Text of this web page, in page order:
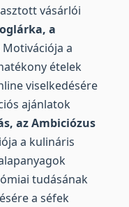
vásárlói
a
Motivációja a
ételek
viselkedésére
ajánlatok
az Ambiciózus
a kulináris
tudásának
a séfek